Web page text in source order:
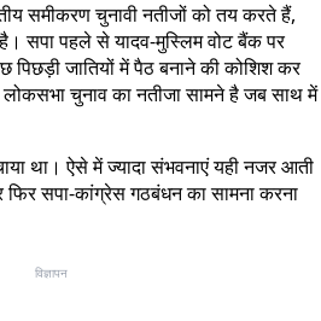
समीकरण चुनावी नतीजों को तय करते हैं,
सपा पहले से यादव-मुस्लिम वोट बैंक पर
जातियों में पैठ बनाने की कोशिश कर
चुनाव का नतीजा सामने है जब साथ में
था। ऐसे में ज्यादा संभवनाएं यही नजर आती
फिर सपा-कांग्रेस गठबंधन का सामना करना
विज्ञापन